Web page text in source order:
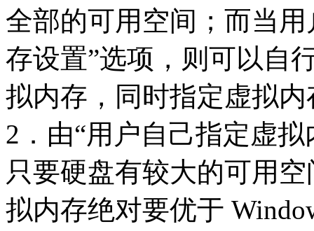
全部的可用空间；而当
存设置”选项，则可以自
拟内存，同时指定虚拟
2．由“用户自己指定虚
只要硬盘有较大的可用
拟内存绝对要优于